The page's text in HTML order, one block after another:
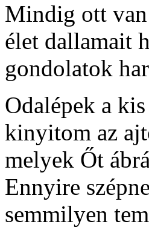
Mindig ott van
élet dallamait
gondolatok
Odalépek a
kinyitom az
melyek Őt
Ennyire
semmilyen